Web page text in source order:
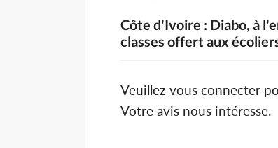
Côte d'Ivoire : Diabo, à
classes offert aux
Veuillez vous connecter
Votre avis nous intéresse.